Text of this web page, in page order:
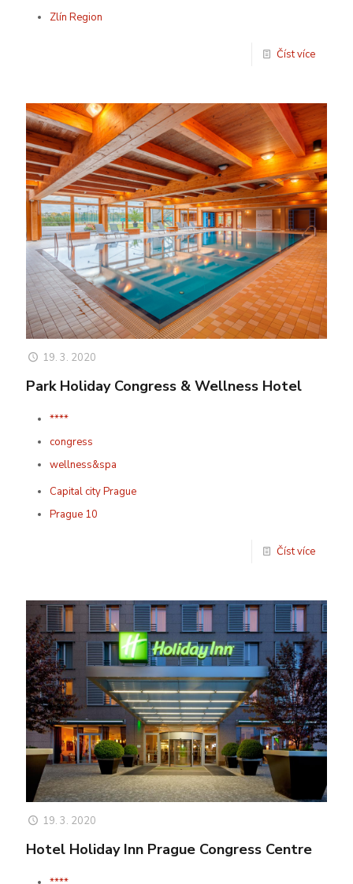
Zlín Region
Číst více
19. 3. 2020
Park Holiday Congress & Wellness Hotel
****
congress
wellness&spa
Capital city Prague
Prague 10
Číst více
19. 3. 2020
Hotel Holiday Inn Prague Congress Centre